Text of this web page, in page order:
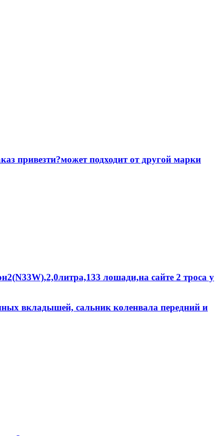
привезти?может подходит от другой марки
лошади,на сайте 2 троса у
вкладышей, сальник коленвала передний и